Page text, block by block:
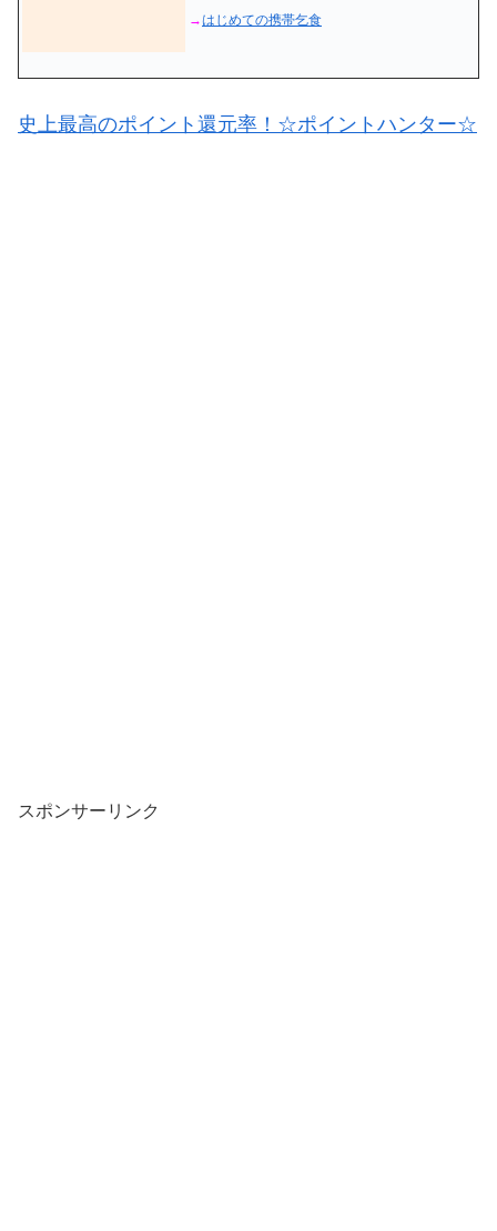
→はじめての携帯乞食
史上最高のポイント還元率！☆ポイントハンター☆
スポンサーリンク